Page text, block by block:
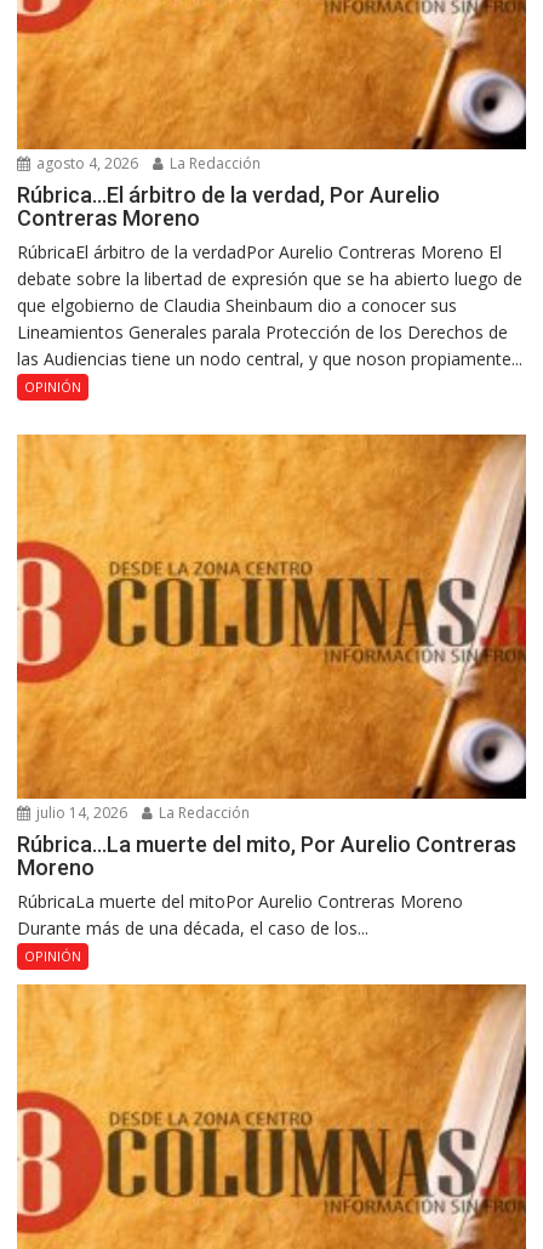
agosto 4, 2026 La Redacción
Rúbrica…El árbitro de la verdad, Por Aurelio
Contreras Moreno
RúbricaEl árbitro de la verdadPor Aurelio Contreras Moreno El
debate sobre la libertad de expresión que se ha abierto luego de
que elgobierno de Claudia Sheinbaum dio a conocer sus
Lineamientos Generales parala Protección de los Derechos de
las Audiencias tiene un nodo central, y que noson propiamente...
OPINIÓN
julio 14, 2026 La Redacción
Rúbrica…La muerte del mito, Por Aurelio Contreras
Moreno
RúbricaLa muerte del mitoPor Aurelio Contreras Moreno
Durante más de una década, el caso de los...
OPINIÓN